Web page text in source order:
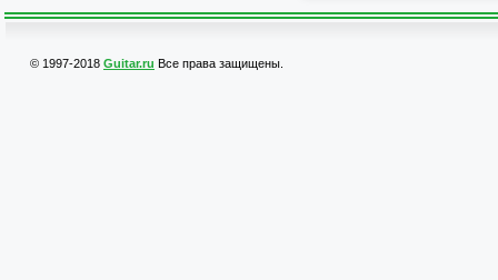
© 1997-2018 Guitar.ru Все права защищены.